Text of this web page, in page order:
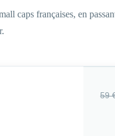
caps françaises, en
59